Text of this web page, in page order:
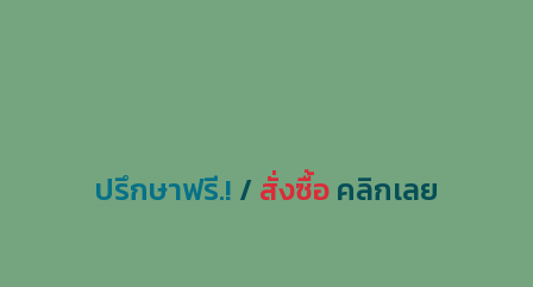
ปรึกษาฟรี.! / สั่งซื้อคลิกเลย